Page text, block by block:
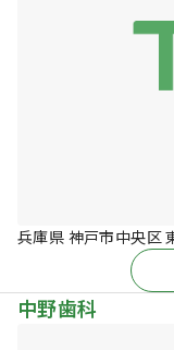
兵庫県 神戸市中央区
中野歯科